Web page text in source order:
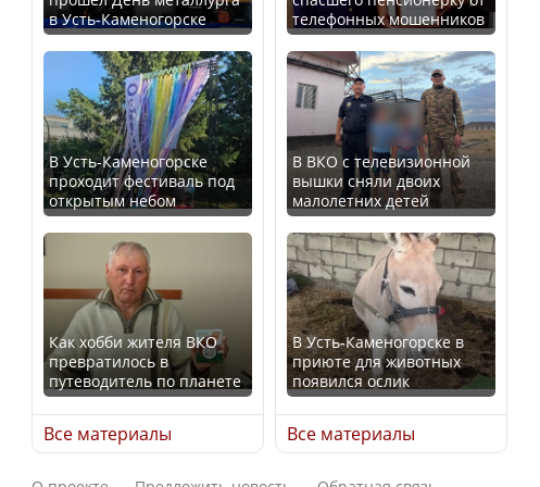
В Казахстане стало
проще получить
направления на
медицинские
обследования
Қазақстан Орталық Азия
елдері арасында әл-ауқат
индексінде көш бастады
Казахстан возглавил
рейтинг благополучия
среди стран Центральной
Азии
В России введены
дополнительные
ограничения для
казахстанских прав
Трамп официально
вступил в должность
президента США
Луну признали объектом
культурного наследия,
находящегося под
угрозой исчезновения
в Усть-Каменогорске
В Усть-Каменогорске
проходит фестиваль под
открытым небом
Как хобби жителя ВКО
превратилось в
путеводитель по планете
Все материалы
телефонных мошенников
В ВКО с телевизионной
вышки сняли двоих
малолетних детей
В Усть-Каменогорске в
приюте для животных
появился ослик
Все материалы